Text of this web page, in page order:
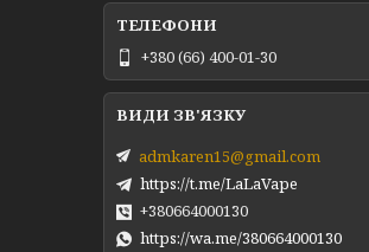
+380 (66) 400-01-30
admkaren15@gmail.com
https://t.me/LaLaVape
+380664000130
https://wa.me/380664000130